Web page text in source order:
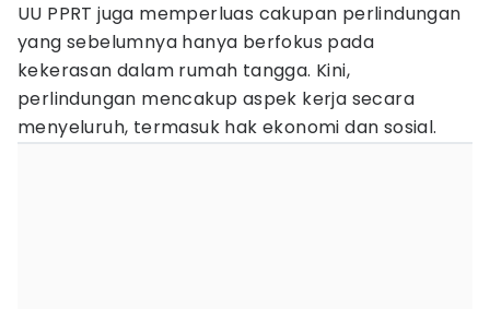
UU PPRT juga memperluas cakupan perlindungan
yang sebelumnya hanya berfokus pada
kekerasan dalam rumah tangga. Kini,
perlindungan mencakup aspek kerja secara
menyeluruh, termasuk hak ekonomi dan sosial.